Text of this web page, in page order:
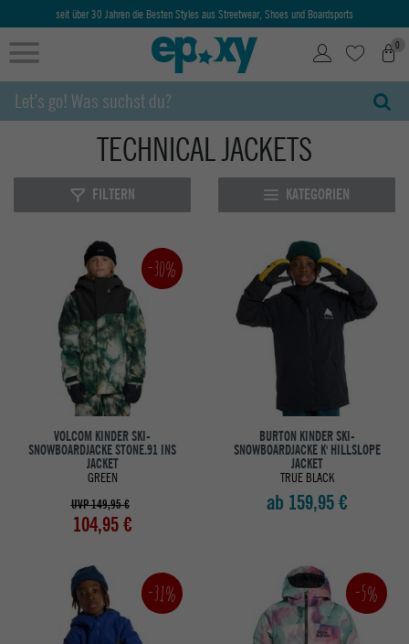
seit über 30 Jahren die Besten Styles aus Streetwear, Shoes und Boardsports
0
TECHNICAL JACKETS
FILTERN KATEGORIEN
-30%
VOLCOM KINDER SKI-
SNOWBOARDJACKE STONE.91 INS
JACKET
GREEN
UVP 149,95 €
104,95 €
BURTON KINDER SKI-
SNOWBOARDJACKE K' HILLSLOPE
JACKET
TRUE BLACK
ab 159,95 €
-31% -5%